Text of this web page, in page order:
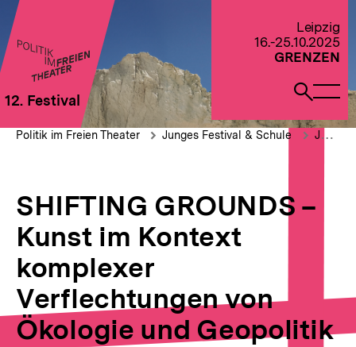
Direkt
zum
Seiteninhalt
springen
12. Festival
Leipzig
16.-25.10.2025
GRENZEN
öffnen
SHIFTING
Kontext
komplexer
Verflechtungen
von
Ökologie
und
Geopolitik
Brotkrümelnavigation
Pfadnavigation
Politik im Freien Theater Junges Festival & Schule JUNGES FESTIVAL: Schule & Lehrkräfte
SHIFTING GROUNDS –
Kunst im Kontext
komplexer
Verflechtungen von
Ökologie und Geopolitik